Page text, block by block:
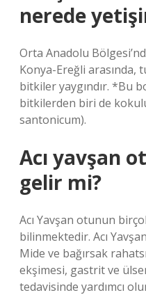
nerede
Orta Anadolu
Konya-Ereğli
bitkiler yaygındır. *Bu
bitkilerden biri de
santonicum).
Acı yavşan
gelir mi?
Acı Yavşan otunun
bilinmektedir. Acı
Mide ve bağırsak
ekşimesi, gastrit ve
tedavisinde yardımcı